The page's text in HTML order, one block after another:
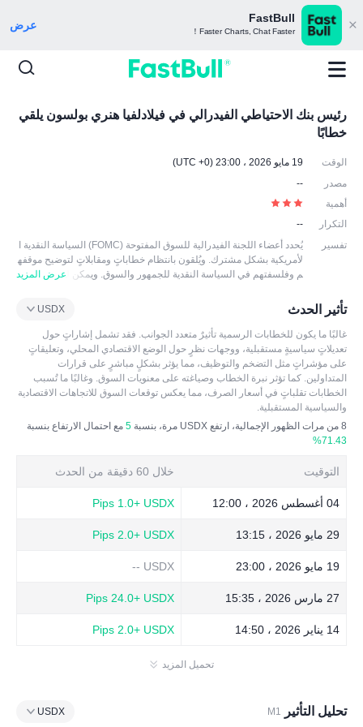
FastBull
Faster Charts, Chat Faster！ عرض
رئيس بنك الاحتياطي الفيدرالي في فيلادلفيا هنري بولسون يلقي
خطابًا
الوقت
19 مايو 2026 ، 23:00 (UTC +0)
مصدر
--
أهمية
التكرار
--
تفسير
عرض المزيد
يُحدد أعضاء اللجنة الفيدرالية للسوق المفتوحة (FOMC) السياسة النقدية ا
لأمريكية بشكل مشترك. ويُلقون بانتظام خطاباتٍ ومقابلاتٍ لتوضيح موقفه
م وفلسفتهم في السياسة النقدية للجمهور والسوق. ويمكن ل
يناقشون خيارات السياسة المختلفة، ثم يُصوّتون على ما إذا كان سيتم تغيي
ر سعر الفائدة المرجعي أو اتخاذ تدابير أخرى في السياسة النقدية.
تأثير الحدث USDX
غالبًا ما يكون للخطابات الرسمية تأثيرٌ متعدد الجوانب. فقد تشمل إشاراتٍ حول
تعديلاتٍ سياسيةٍ مستقبلية، ووجهات نظرٍ حول الوضع الاقتصادي المحلي، وتعليقاتٍ
على مؤشراتٍ مثل التضخم والتوظيف، مما يؤثر بشكلٍ مباشرٍ على قرارات
المتداولين. كما تؤثر نبرة الخطاب وصياغته على معنويات السوق. وغالبًا ما تُسبب
الخطابات تقلباتٍ في أسعار الصرف، مما يعكس توقعات السوق للاتجاهات الاقتصادية
والسياسية المستقبلية.
8 من مرات الظهور الإجمالية، ارتفع USDX مرة، بنسبة 5 مع احتمال الارتفاع بنسبة
71.43%
التوقيت خلال 60 دقيقة من الحدث
04 أغسطس 2026 ، 12:00 USDX
+1.0 Pips
29 مايو 2026 ، 13:15 USDX
+2.0 Pips
19 مايو 2026 ، 23:00 USDX
--
27 مارس 2026 ، 15:35 USDX
+24.0 Pips
14 يناير 2026 ، 14:50 USDX
+2.0 Pips
تحميل المزيد
تحليل التأثير M1
USDX